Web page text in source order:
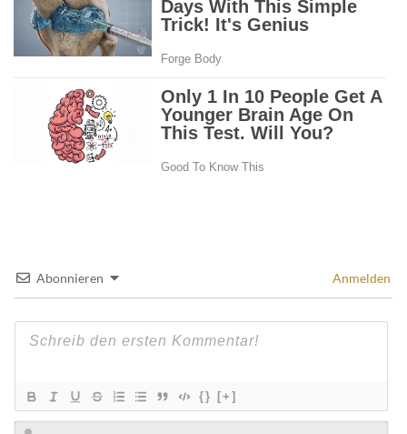
Abonnieren Anmelden
{} [+]